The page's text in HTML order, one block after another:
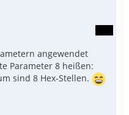
angewendet
Parameter 8 heißen:
sind 8 Hex-Stellen.